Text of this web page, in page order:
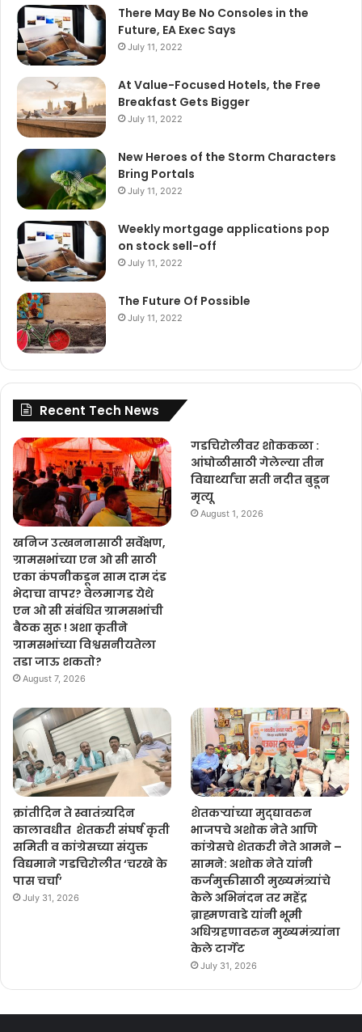
There May Be No Consoles in the
Future, EA Exec Says
July 11, 2022
At Value-Focused Hotels, the Free
Breakfast Gets Bigger
July 11, 2022
New Heroes of the Storm Characters
Bring Portals
July 11, 2022
Weekly mortgage applications pop
on stock sell-off
July 11, 2022
The Future Of Possible
July 11, 2022
Recent Tech News
खनिज उत्खननासाठी सर्वेक्षण,
ग्रामसभांच्या एन ओ सी साठी
एका कंपनीकडून साम दाम दंड
भेदाचा वापर? वेलमागड येथे
एन ओ सी संबंधित ग्रामसभांची
बैठक सुरू ! अशा कृतीने
ग्रामसभांच्या विश्वसनीयतेला
तडा जाऊ शकतो?
August 7, 2026
गडचिरोलीवर शोककळा :
आंघोळीसाठी गेलेल्या तीन
विद्यार्थ्यांचा सती नदीत बुडून
मृत्यू
August 1, 2026
क्रांतीदिन ते स्वातंत्र्यदिन
कालावधीत शेतकरी संघर्ष कृती
समिती व कांग्रेसच्या संयुक्त
विद्यमाने गडचिरोलीत ‘चरखे के
पास चर्चा’
July 31, 2026
शेतकऱ्यांच्या मुद्द्यावरुन
भाजपचे अशोक नेते आणि
कांग्रेसचे शेतकरी नेते आमने –
सामने: अशोक नेते यांनी
कर्जमुक्तीसाठी मुख्यमंत्र्यांचे
केले अभिनंदन तर महेंद्र
ब्राह्मणवाडे यांनी भूमी
अधिग्रहणावरुन मुख्यमंत्र्यांना
केले टार्गेट
July 31, 2026